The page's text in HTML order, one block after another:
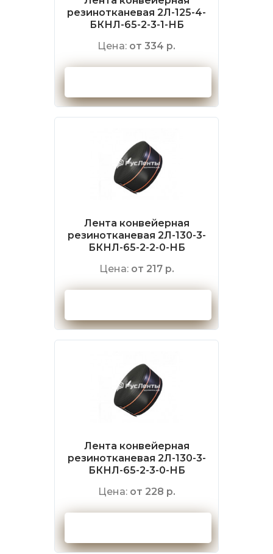
резинотканевая 2Л-125-4-
БКНЛ-65-2-3-1-НБ
Цена: от 334 р.
Лента конвейерная
резинотканевая 2Л-130-3-
БКНЛ-65-2-2-0-НБ
Цена: от 217 р.
Лента конвейерная
резинотканевая 2Л-130-3-
БКНЛ-65-2-3-0-НБ
Цена: от 228 р.